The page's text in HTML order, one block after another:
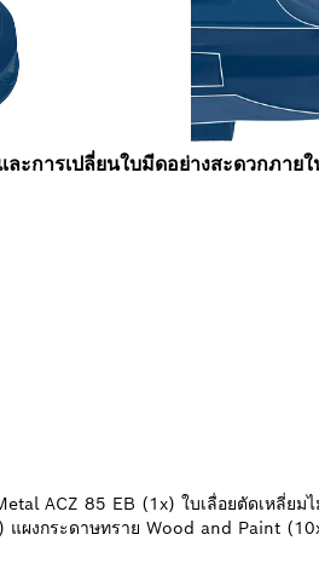
ะการเปลี่ยนใบมีดอย่างสะดวกภาย
ACZ 85 EB (1x) ใบเลื่อยตัดเหลี่ย
แผงกระดาษทราย Wood and Paint